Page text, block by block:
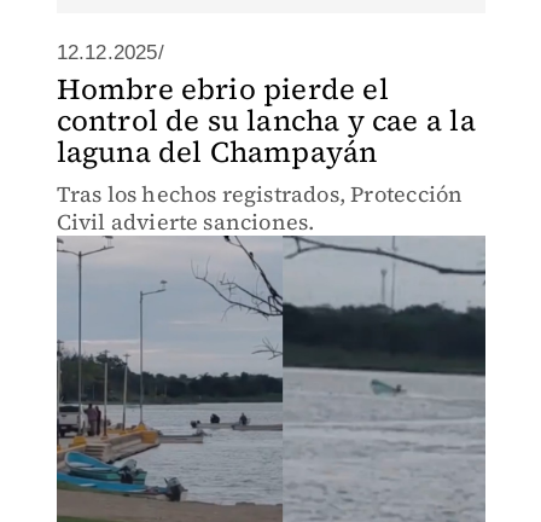
12.12.2025/
Hombre ebrio pierde el
control de su lancha y cae a la
laguna del Champayán
Tras los hechos registrados, Protección
Civil advierte sanciones.